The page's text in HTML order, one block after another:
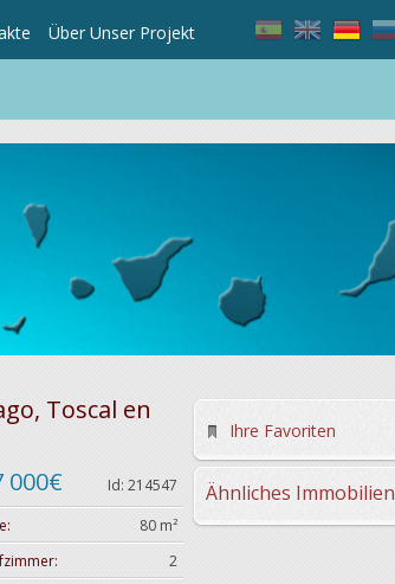
Über Unser Projekt
Ihre Favoriten
Ähnliches Immobilien
Toscal en
Id: 214547
000€
80 m²
2